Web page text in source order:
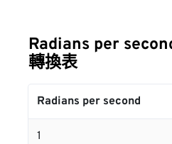
Radians per
轉換表
Radians per second
1